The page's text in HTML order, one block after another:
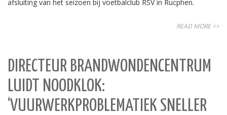
afsluiting van het seizoen bij voetbalclub RSV in Rucphen.
READ MORE >>
DIRECTEUR BRANDWONDENCENTRUM
LUIDT NOODKLOK:
‘VUURWERKPROBLEMATIEK SNELLER